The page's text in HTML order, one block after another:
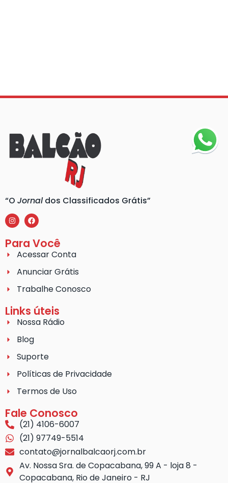
“O Jornaldos Classificados Grátis”
Para Você
Acessar Conta
Anunciar Grátis
Trabalhe Conosco
Links úteis
Nossa Rádio
Blog
Suporte
Políticas de Privacidade
Termos de Uso
Fale Conosco
(21) 4106-6007
(21) 97749-5514
contato@jornalbalcaorj.com.br
Av. Nossa Sra. de Copacabana, 99 A - loja 8 -
Copacabana, Rio de Janeiro - RJ